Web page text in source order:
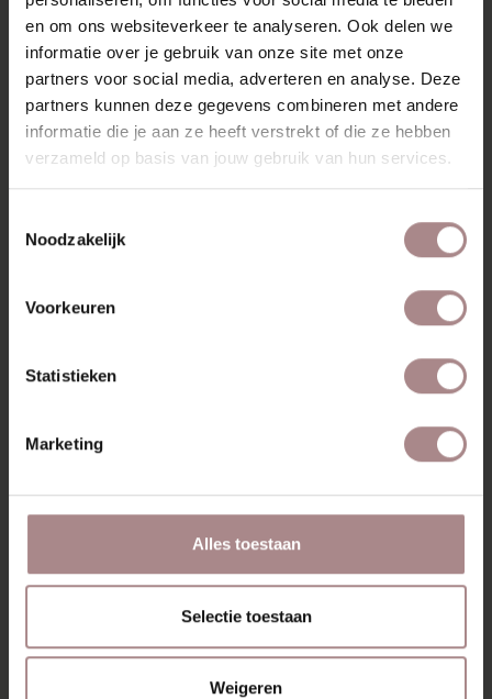
en om ons websiteverkeer te analyseren. Ook delen we
informatie over je gebruik van onze site met onze
partners voor social media, adverteren en analyse. Deze
partners kunnen deze gegevens combineren met andere
informatie die je aan ze heeft verstrekt of die ze hebben
verzameld op basis van jouw gebruik van hun services.
Noodzakelijk
Voorkeuren
Statistieken
Marketing
Alles toestaan
Selectie toestaan
Weigeren
KENMERKEN
VERPAKKING & MONTAGE
AFMETINGEN
ZAKELIJK
MISSCHIEN VIND JE DIT
EDSKE | EIKEN
ENNI EIKEN |